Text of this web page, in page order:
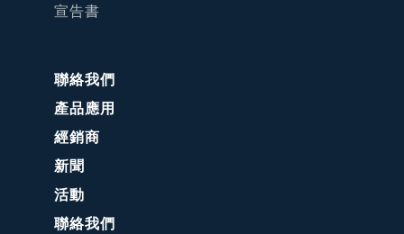
宣告書
聯絡我們
產品應用
經銷商
新聞
活動
聯絡我們